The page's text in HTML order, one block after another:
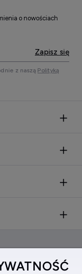
o nowościach
Zapisz się
z naszą Polityką